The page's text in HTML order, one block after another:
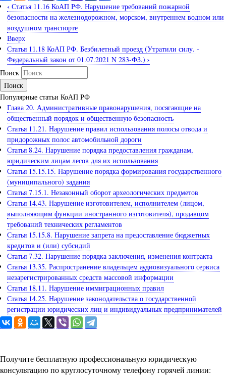
‹ Статья 11.16 КоАП РФ. Нарушение требований пожарной
безопасности на железнодорожном, морском, внутреннем водном или
воздушном транспорте
Вверх
Статья 11.18 КоАП РФ. Безбилетный проезд (Утратили силу. -
Федеральный закон от 01.07.2021 N 283-ФЗ.) ›
Поиск
Популярные статьи КоАП РФ
Глава 20. Административные правонарушения, посягающие на
общественный порядок и общественную безопасность
Статья 11.21. Нарушение правил использования полосы отвода и
придорожных полос автомобильной дороги
Статья 8.24. Нарушение порядка предоставления гражданам,
юридическим лицам лесов для их использования
Статья 15.15.15. Нарушение порядка формирования государственного
(муниципального) задания
Статья 7.15.1. Незаконный оборот археологических предметов
Статья 14.43. Нарушение изготовителем, исполнителем (лицом,
выполняющим функции иностранного изготовителя), продавцом
требований технических регламентов
Статья 15.15.8. Нарушение запрета на предоставление бюджетных
кредитов и (или) субсидий
Статья 7.32. Нарушение порядка заключения, изменения контракта
Статья 13.35. Распространение владельцем аудиовизуального сервиса
незарегистрированных средств массовой информации
Статья 18.11. Нарушение иммиграционных правил
Статья 14.25. Нарушение законодательства о государственной
регистрации юридических лиц и индивидуальных предпринимателей
Получите бесплатную профессиональную юридическую
консультацию по круглосуточному телефону горячей линии: